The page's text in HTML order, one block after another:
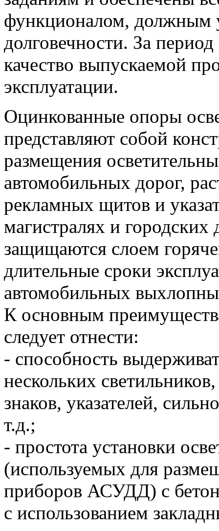
функционалом, должным
долговечности. За
качество выпускаемой
эксплуатации.
Оцинкованные опоры
представляют собой
размещения
автомобильных дорог,
рекламных щитов и
магистралях и
защищаются слоем
длительные сроки
автомобильных
К основным
следует отнести:
- cпособность
нескольких
знаков, указателей,
т.д.;
- простота установки
(используемых для
приборов АСУДД) с
с использованием